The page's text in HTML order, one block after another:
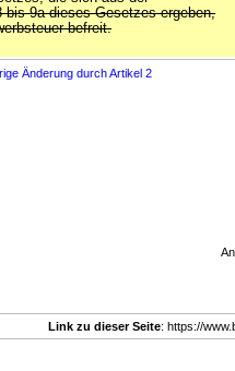
bis 9a dieses Gesetzes ergeben,
befreit.
Änderung durch Artikel 2
Link zu dieser Seite: https://